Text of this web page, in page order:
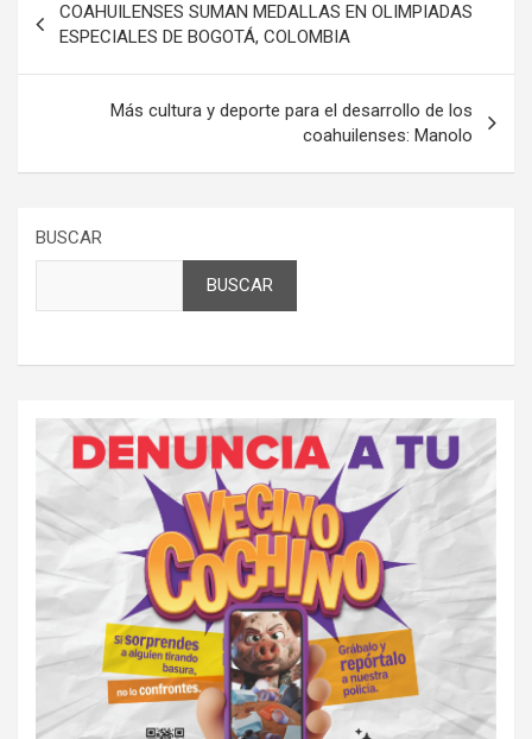
de
entradas
COAHUILENSES SUMAN MEDALLAS EN OLIMPIADAS
ESPECIALES DE BOGOTÁ, COLOMBIA
Más cultura y deporte para el desarrollo de los
coahuilenses: Manolo
BUSCAR
BUSCAR